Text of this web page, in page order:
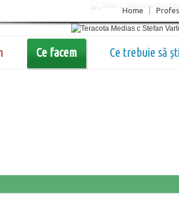
Home
Ce facem Ce trebuie să